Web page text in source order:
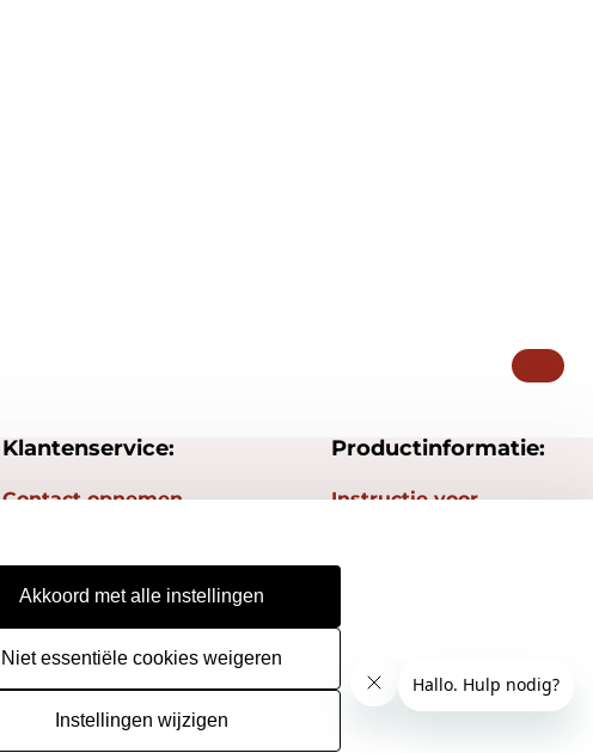
Klantenservice:
Contact opnemen
Herroepingsrecht
Retourneren
Productinformatie:
Instructie voor
Aanleverspecificaties
Akkoord met alle instellingen
Niet essentiële cookies weigeren
Instellingen wijzigen